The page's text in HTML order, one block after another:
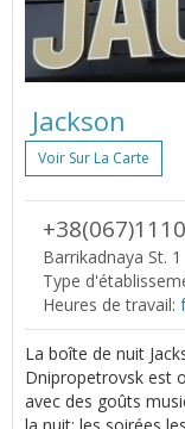
Jackson
Voir Sur La Carte
Barrikadnaya St. 1
Type
Heures de travail:
La boîte de nuit
Dnipropetrovsk est
avec des goûts
la nuit: les soirées